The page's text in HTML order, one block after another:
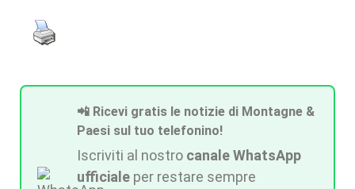
📲 Ricevi gratis le notizie di Montagne &
Paesi sul tuo telefonino!
Iscriviti al nostro canale WhatsApp
ufficiale per restare sempre